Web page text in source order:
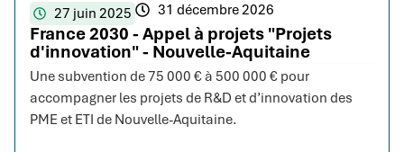
27 juin 2025 31 décembre 2026
France 2030 - Appel à projets "Projets
d'innovation" - Nouvelle-Aquitaine
Une subvention de 75 000 € à 500 000 € pour
accompagner les projets de R&D et d’innovation des
PME et ETI de Nouvelle-Aquitaine.